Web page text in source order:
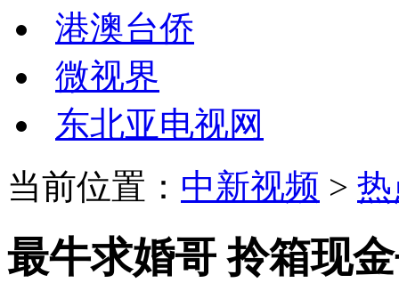
港澳台侨
微视界
东北亚电视网
当前位置： 中新视频 >
最牛求婚哥 拎箱现